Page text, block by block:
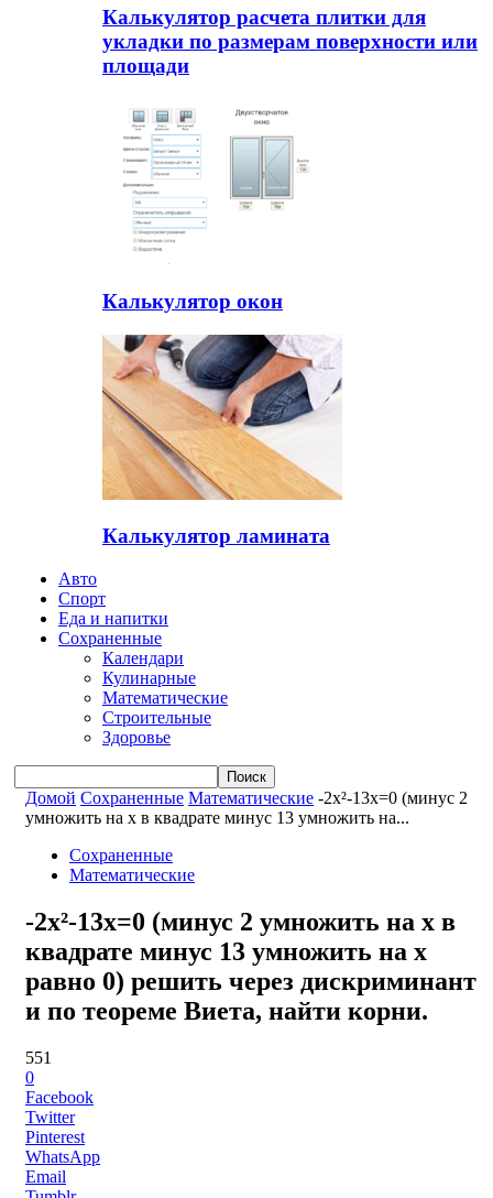
Калькулятор расчета плитки для
укладки по размерам поверхности или
площади
Калькулятор окон
Калькулятор ламината
Авто
Спорт
Еда и напитки
Сохраненные
Календари
Кулинарные
Математические
Строительные
Здоровье
Домой Сохраненные Математические -2x²-13x=0 (минус 2
умножить на x в квадрате минус 13 умножить на...
Сохраненные
Математические
-2x²-13x=0 (минус 2 умножить на x в
квадрате минус 13 умножить на x
равно 0) решить через дискриминант
и по теореме Виета, найти корни.
551
0
Facebook
Twitter
Pinterest
WhatsApp
Email